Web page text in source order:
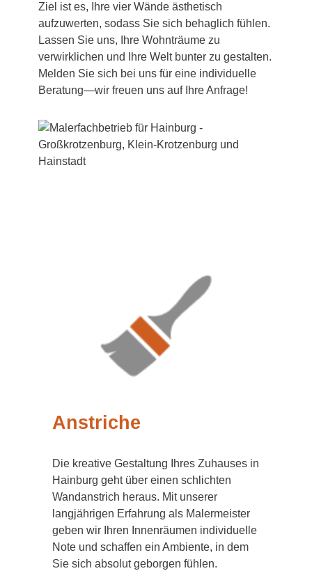
Ziel ist es, Ihre vier Wände ästhetisch
aufzuwerten, sodass Sie sich behaglich fühlen.
Lassen Sie uns, Ihre Wohnträume zu
verwirklichen und Ihre Welt bunter zu gestalten.
Melden Sie sich bei uns für eine individuelle
Beratung—wir freuen uns auf Ihre Anfrage!
Anstriche
Die kreative Gestaltung Ihres Zuhauses in
Hainburg geht über einen schlichten
Wandanstrich heraus. Mit unserer
langjährigen Erfahrung als Malermeister
geben wir Ihren Innenräumen individuelle
Note und schaffen ein Ambiente, in dem
Sie sich absolut geborgen fühlen.